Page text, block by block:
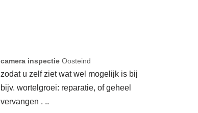
camera inspectie Oosteind
zodat u zelf ziet wat wel mogelijk is bij
bijv. wortelgroei: reparatie, of geheel
vervangen . ..